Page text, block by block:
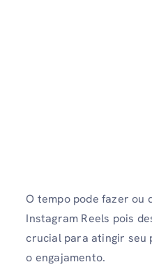
O tempo pode fazer ou
Instagram Reels pois
crucial para atingir seu
o engajamento.